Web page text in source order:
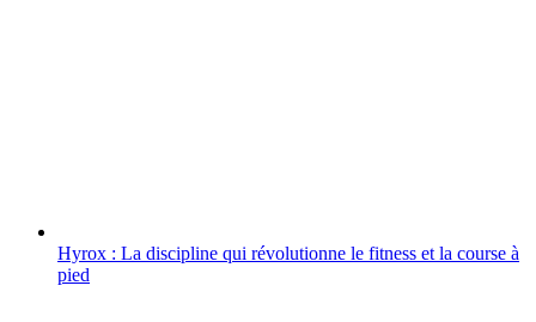
Hyrox : La discipline qui révolutionne le fitness et la course à
pied